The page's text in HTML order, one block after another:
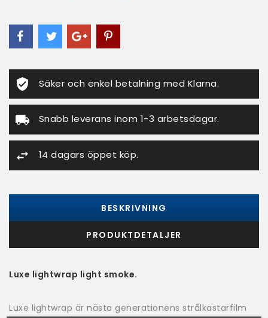
Säker och enkel betalning med Klarna.
Snabb leverans inom 1-3 arbetsdagar.
14 dagars öppet köp.
BESKRIVNING
PRODUKTDETALJER
Luxe lightwrap light smoke.
Luxe lightwrap är nästa generationens strålkastarfilm